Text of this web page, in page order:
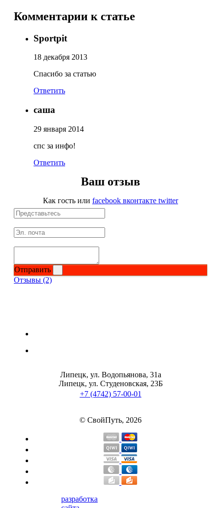
Комментарии к статье
Sportpit
18 декабря 2013
Спасибо за статью
Ответить
саша
29 января 2014
спс за инфо!
Ответить
Ваш отзыв
Как гость или facebook вконтакте twitter
Отправить
Отзывы (2)
Липецк, ул. Водопьянова, 31а
Липецк, ул. Студеновская, 23Б
+7 (4742) 57-00-01
© СвойПуть, 2026
разработка